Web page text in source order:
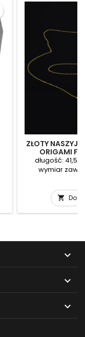
ZŁOTY
ORIGAMI
długość:
wymiar



